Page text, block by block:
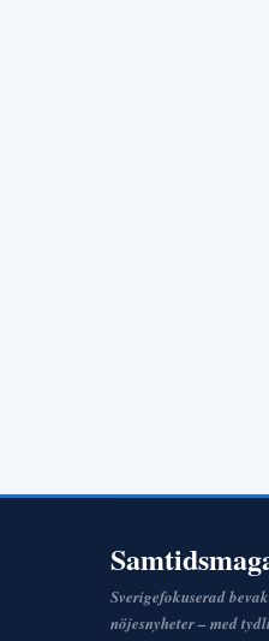
Sverigefokuserad
nöjesnyheter – med